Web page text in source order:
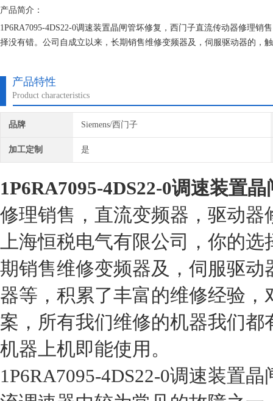
产品简介：
1P6RA7095-4DS22-0调速装置晶闸管坏修复，西门子直流传动器修理
择没有错。公司自成立以来，长期销售维修变频器及，伺服驱动器的，
产品特性
Product characteristics
品牌 Siemens/西门子
加工定制 是
1P6RA7095-4DS22-0调速装置
修理销售，直流变频器，驱动器
上海恒税电气有限公司，你的
期销售维修变频器及，伺服驱
器等，积累了丰富的维修经验
案，所有我们维修的机器我们
机器上机即能使用。
‌1P6RA7095-4DS22-0调速装置